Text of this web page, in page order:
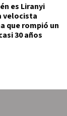
es Liranyi
velocista
que rompió un
30 años